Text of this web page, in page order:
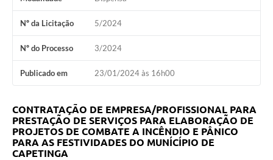
Nº da Licitação 5/2024
Nº do Processo 3/2024
Publicado em 23/01/2024 às 16h00
CONTRATAÇÃO DE EMPRESA/PROFISSIONAL PARA
PRESTAÇÃO DE SERVIÇOS PARA ELABORAÇÃO DE
PROJETOS DE COMBATE A INCÊNDIO E PÂNICO
PARA AS FESTIVIDADES DO MUNÍCÍPIO DE
CAPETINGA